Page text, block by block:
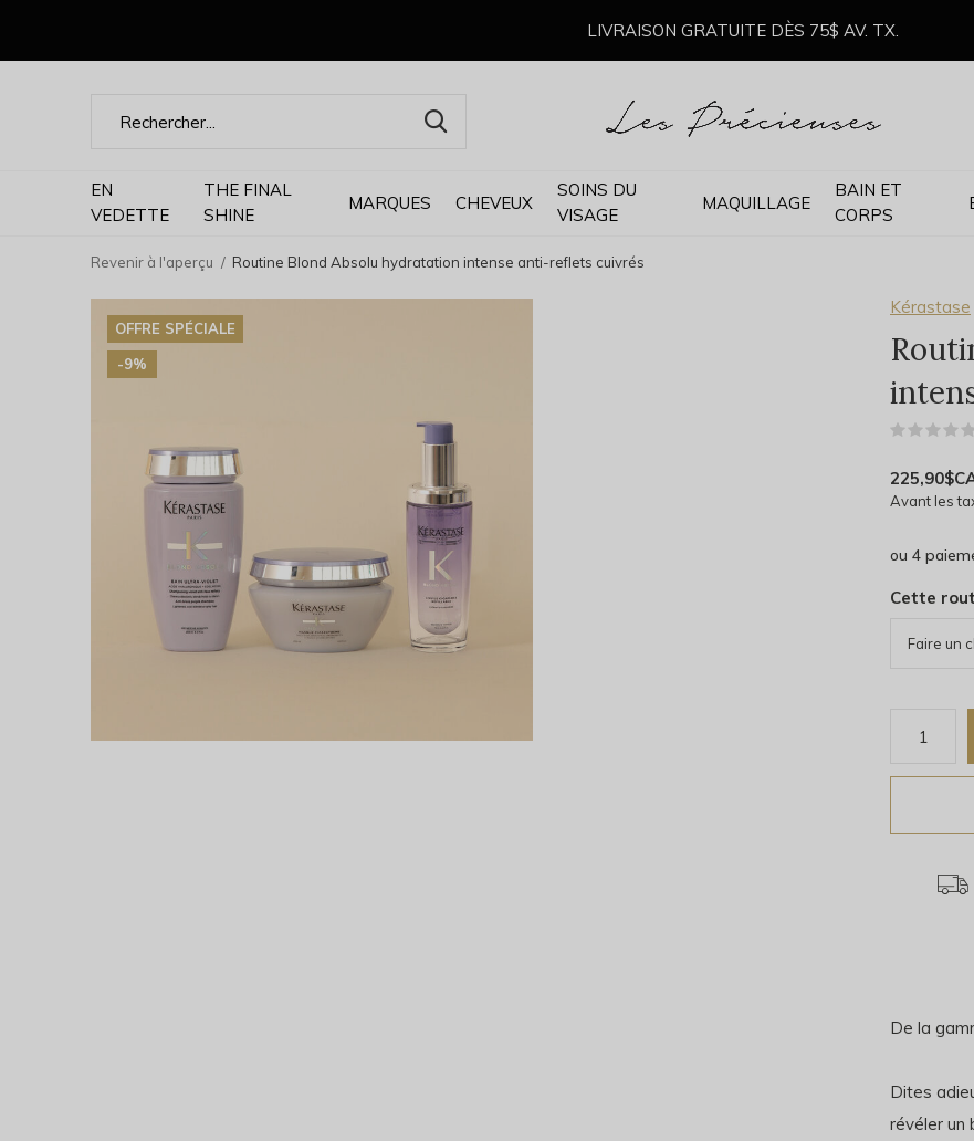
EN
VEDETTE
THE FINAL
SHINE
MARQUES CHEVEUX
SOINS DU
VISAGE
MAQUILLAGE
BAIN ET
CORPS
LIVRAISON GRATUITE DÈS 75$ AV. TX.
Revenir à l'aperçu Routine Blond Absolu hydratation intense anti-reflets cuivrés
OFFRE SPÉCIALE
-9%
Kérastase
Avant les
ou 4
Cette
De la
Dites
révéler un